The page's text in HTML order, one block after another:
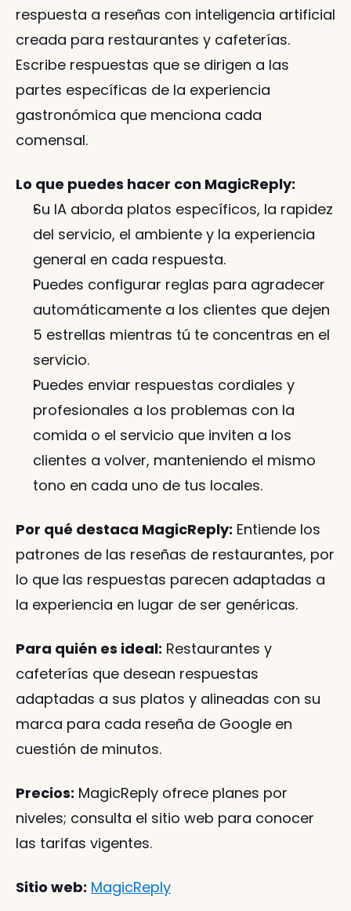
respuesta a reseñas con inteligencia artificial
creada para restaurantes y cafeterías.
Escribe respuestas que se dirigen a las
partes específicas de la experiencia
gastronómica que menciona cada
comensal.
Lo que puedes hacer con MagicReply:
Su IA aborda platos específicos, la rapidez
del servicio, el ambiente y la experiencia
general en cada respuesta.
Puedes configurar reglas para agradecer
automáticamente a los clientes que dejen
5 estrellas mientras tú te concentras en el
servicio.
Puedes enviar respuestas cordiales y
profesionales a los problemas con la
comida o el servicio que inviten a los
clientes a volver, manteniendo el mismo
tono en cada uno de tus locales.
Por qué destaca MagicReply: Entiende los
patrones de las reseñas de restaurantes, por
lo que las respuestas parecen adaptadas a
la experiencia en lugar de ser genéricas.
Para quién es ideal: Restaurantes y
cafeterías que desean respuestas
adaptadas a sus platos y alineadas con su
marca para cada reseña de Google en
cuestión de minutos.
Precios: MagicReply ofrece planes por
niveles; consulta el sitio web para conocer
las tarifas vigentes.
Sitio web: MagicReply